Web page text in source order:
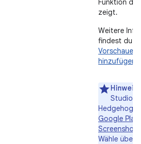
Funktion
zeigt.
Weitere
findest du
hinzufügen
Hinweis
Studio
Hedgehog)
Google
Wähle über